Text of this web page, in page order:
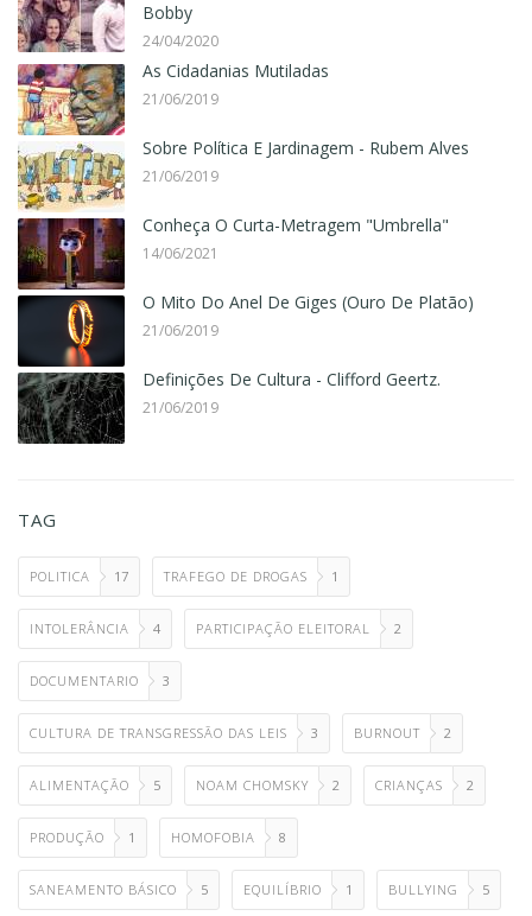
Bobby
24/04/2020
As Cidadanias Mutiladas
21/06/2019
Sobre Política E Jardinagem - Rubem Alves
21/06/2019
Conheça O Curta-Metragem "Umbrella"
14/06/2021
O Mito Do Anel De Giges (Ouro De Platão)
21/06/2019
Definições De Cultura - Clifford Geertz.
21/06/2019
TAG
POLITICA 17 TRAFEGO DE DROGAS 1
INTOLERÂNCIA 4 PARTICIPAÇÃO ELEITORAL 2
DOCUMENTARIO 3
CULTURA DE TRANSGRESSÃO DAS LEIS 3 BURNOUT 2
ALIMENTAÇÃO 5 NOAM CHOMSKY 2 CRIANÇAS 2
PRODUÇÃO 1 HOMOFOBIA 8
SANEAMENTO BÁSICO 5 EQUILÍBRIO 1 BULLYING 5